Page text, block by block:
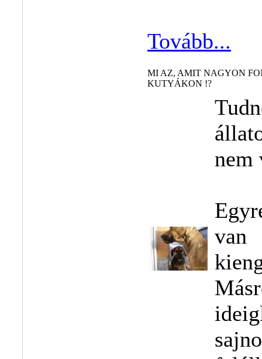
Tovább...
MI AZ, AMIT NAGYON
KUTYÁKON !?
nem